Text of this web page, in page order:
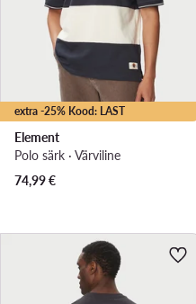
extra -25% Kood: LAST
Element
Polo särk · Värviline
74,99€